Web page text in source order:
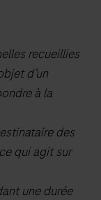
recueillies
d’un
à la
des
qui agit sur
une durée